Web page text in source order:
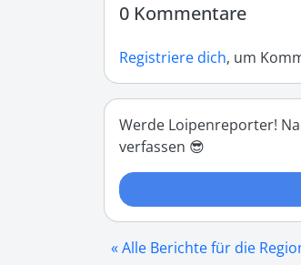
0 Kommentare
Registriere dich, um
Werde Loipenreporter!
verfassen 😎
« Alle Berichte für die